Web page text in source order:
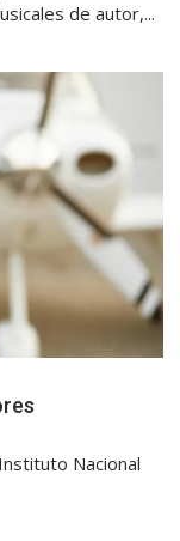
de autor,...
Nacional